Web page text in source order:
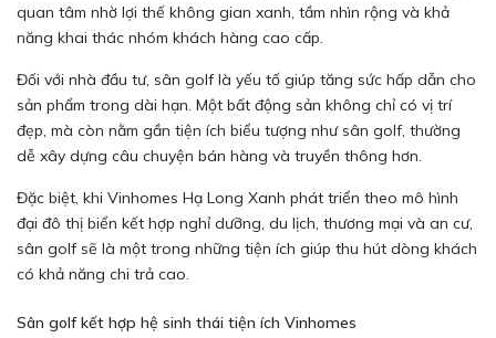
quan tâm nhờ lợi thế không gian xanh, tầm nhìn rộng và khả
năng khai thác nhóm khách hàng cao cấp.
Đối với nhà đầu tư, sân golf là yếu tố giúp tăng sức hấp dẫn cho
sản phẩm trong dài hạn. Một bất động sản không chỉ có vị trí
đẹp, mà còn nằm gần tiện ích biểu tượng như sân golf, thường
dễ xây dựng câu chuyện bán hàng và truyền thông hơn.
Đặc biệt, khi Vinhomes Hạ Long Xanh phát triển theo mô hình
đại đô thị biển kết hợp nghỉ dưỡng, du lịch, thương mại và an cư,
sân golf sẽ là một trong những tiện ích giúp thu hút dòng khách
có khả năng chi trả cao.
Sân golf kết hợp hệ sinh thái tiện ích Vinhomes